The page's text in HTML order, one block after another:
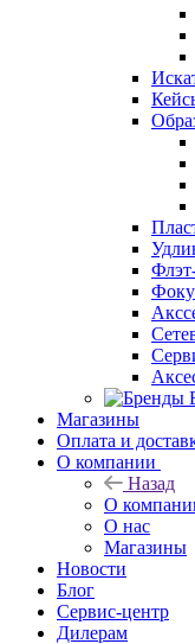
Магазины
Оплата и
О компании
Назад
О
О нас
Магазины
Новости
Блог
Сервис-центр
Дилерам